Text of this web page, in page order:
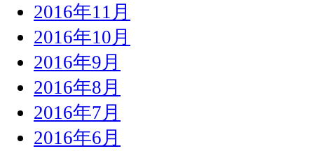
2016年11月
2016年10月
2016年9月
2016年8月
2016年7月
2016年6月